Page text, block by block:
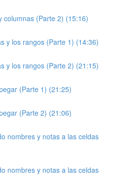
columnas (Parte 2) (15:16)
y los rangos (Parte 1) (14:36)
y los rangos (Parte 2) (21:15)
(Parte 1) (21:25)
(Parte 2) (21:06)
nombres y notas a las celdas
nombres y notas a las celdas